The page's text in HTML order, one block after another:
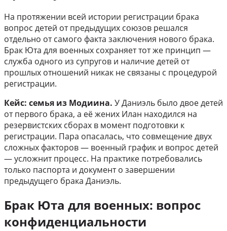
На протяжении всей истории регистрации брака
вопрос детей от предыдущих союзов решался
отдельно от самого факта заключения нового брака.
Брак Юта для военных сохраняет тот же принцип —
служба одного из супругов и наличие детей от
прошлых отношений никак не связаны с процедурой
регистрации.
Кейс: семья из Модиина. У Даниэль было двое детей
от первого брака, а её жених Илан находился на
резервистских сборах в момент подготовки к
регистрации. Пара опасалась, что совмещение двух
сложных факторов — военный график и вопрос детей
— усложнит процесс. На практике потребовались
только паспорта и документ о завершении
предыдущего брака Даниэль.
Брак Юта для военных: вопрос
конфиденциальности